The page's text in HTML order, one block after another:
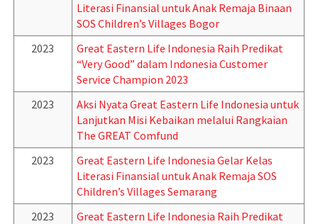
Literasi Finansial untuk Anak Remaja Binaan
SOS Children’s Villages Bogor
2023
Great Eastern Life Indonesia Raih Predikat
“Very Good” dalam Indonesia Customer
Service Champion 2023
2023
Aksi Nyata Great Eastern Life Indonesia untuk
Lanjutkan Misi Kebaikan melalui Rangkaian
The GREAT Comfund
2023
Great Eastern Life Indonesia Gelar Kelas
Literasi Finansial untuk Anak Remaja SOS
Children’s Villages Semarang
2023
Great Eastern Life Indonesia Raih Predikat